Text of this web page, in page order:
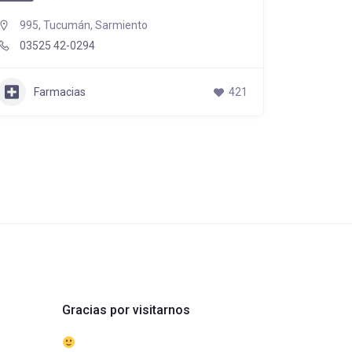
995, Tucumán, Sarmiento
03525 42-0294
Farmacias 421
Gracias por visitarnos